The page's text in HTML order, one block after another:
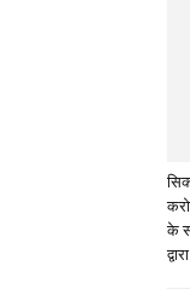
के